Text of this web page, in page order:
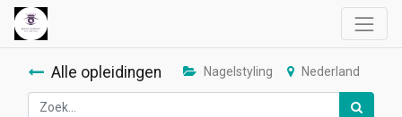
Alle opleidingen Nagelstyling Nederland